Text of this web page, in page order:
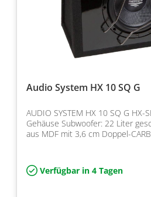
Audio System HX 10 SQ G
AUDIO SYSTEM HX 10 SQ G HX-
Gehäuse Subwoofer: 22 Liter
aus MDF mit 3,6 cm Doppel-
Verfügbar in 4 Tagen